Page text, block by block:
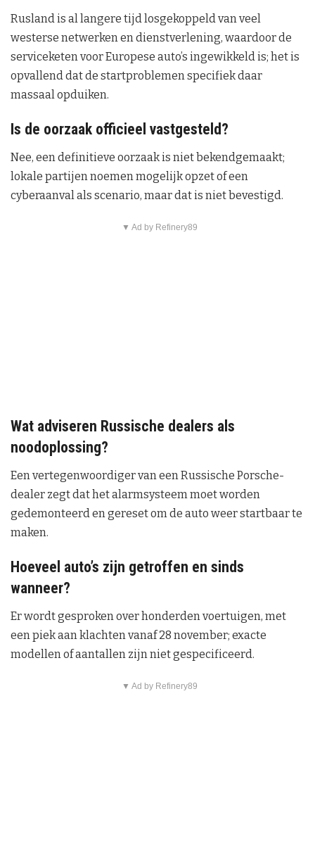
Rusland is al langere tijd losgekoppeld van veel
westerse netwerken en dienstverlening, waardoor de
serviceketen voor Europese auto’s ingewikkeld is; het is
opvallend dat de startproblemen specifiek daar
massaal opduiken.
Is de oorzaak officieel vastgesteld?
Nee, een definitieve oorzaak is niet bekendgemaakt;
lokale partijen noemen mogelijk opzet of een
cyberaanval als scenario, maar dat is niet bevestigd.
▼ Ad by Refinery89
Wat adviseren Russische dealers als
noodoplossing?
Een vertegenwoordiger van een Russische Porsche-
dealer zegt dat het alarmsysteem moet worden
gedemonteerd en gereset om de auto weer startbaar te
maken.
Hoeveel auto’s zijn getroffen en sinds
wanneer?
Er wordt gesproken over honderden voertuigen, met
een piek aan klachten vanaf 28 november; exacte
modellen of aantallen zijn niet gespecificeerd.
▼ Ad by Refinery89